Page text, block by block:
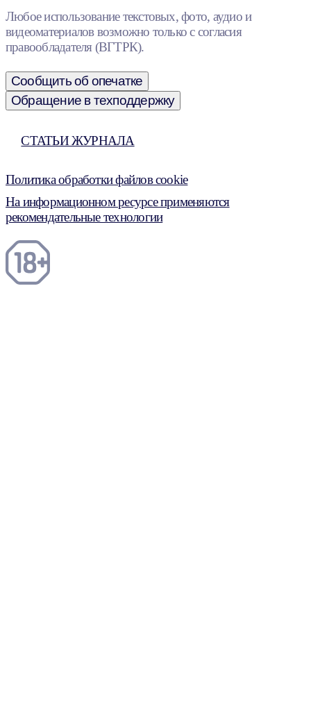
Любое использование текстовых, фото, аудио и
видеоматериалов возможно только с согласия
правообладателя (ВГТРК).
Сообщить об опечатке
Обращение в техподдержку
СТАТЬИ ЖУРНАЛА
Политика обработки файлов cookie
На информационном ресурсе применяются
рекомендательные технологии